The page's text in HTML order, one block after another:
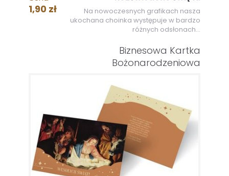
1,90 zł
Na nowoczesnych grafikach nasza
ukochana choinka występuje w bardzo
różnych odsłonach...
Biznesowa Kartka
Bożonarodzeniowa